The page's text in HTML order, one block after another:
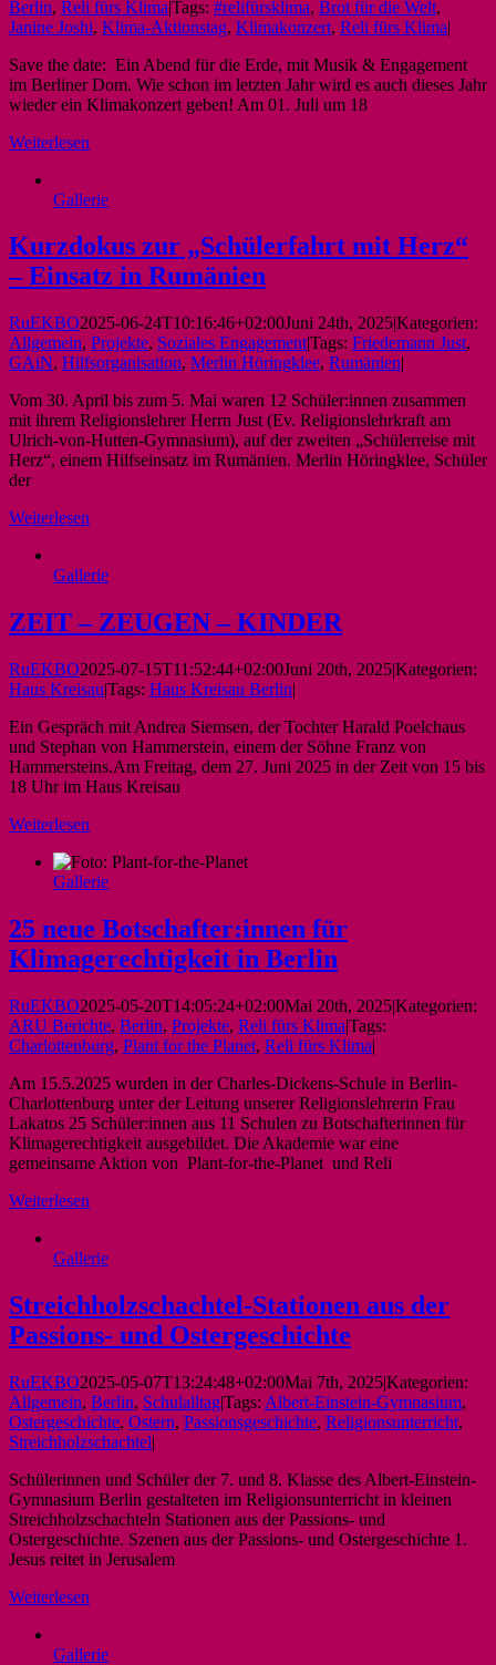
Berlin, Reli fürs Klima|Tags: #relifürsklima, Brot für die Welt,
Janine Joshi, Klima-Aktionstag, Klimakonzert, Reli fürs Klima|
Save the date: Ein Abend für die Erde, mit Musik & Engagement
im Berliner Dom. Wie schon im letzten Jahr wird es auch dieses Jahr
wieder ein Klimakonzert geben! Am 01. Juli um 18
Weiterlesen
Gallerie
Kurzdokus zur „Schülerfahrt mit Herz“
– Einsatz in Rumänien
RuEKBO2025-06-24T10:16:46+02:00Juni 24th, 2025|Kategorien:
Allgemein, Projekte, Soziales Engagement|Tags: Friedemann Just,
GAiN, Hilfsorganisation, Merlin Höringklee, Rumänien|
Vom 30. April bis zum 5. Mai waren 12 Schüler:innen zusammen
mit ihrem Religionslehrer Herrn Just (Ev. Religionslehrkraft am
Ulrich-von-Hutten-Gymnasium), auf der zweiten „Schülerreise mit
Herz“, einem Hilfseinsatz im Rumänien. Merlin Höringklee, Schüler
der
Weiterlesen
Gallerie
ZEIT – ZEUGEN – KINDER
RuEKBO2025-07-15T11:52:44+02:00Juni 20th, 2025|Kategorien:
Haus Kreisau|Tags: Haus Kreisau Berlin|
Ein Gespräch mit Andrea Siemsen, der Tochter Harald Poelchaus
und Stephan von Hammerstein, einem der Söhne Franz von
Hammersteins.Am Freitag, dem 27. Juni 2025 in der Zeit von 15 bis
18 Uhr im Haus Kreisau
Weiterlesen
Gallerie
25 neue Botschafter:innen für
Klimagerechtigkeit in Berlin
RuEKBO2025-05-20T14:05:24+02:00Mai 20th, 2025|Kategorien:
ARU Berichte, Berlin, Projekte, Reli fürs Klima|Tags:
Charlottenburg, Plant for the Planet, Reli fürs Klima|
Am 15.5.2025 wurden in der Charles-Dickens-Schule in Berlin-
Charlottenburg unter der Leitung unserer Religionslehrerin Frau
Lakatos 25 Schüler:innen aus 11 Schulen zu Botschafterinnen für
Klimagerechtigkeit ausgebildet. Die Akademie war eine
gemeinsame Aktion von Plant-for-the-Planet und Reli
Weiterlesen
Gallerie
Streichholzschachtel-Stationen aus der
Passions- und Ostergeschichte
RuEKBO2025-05-07T13:24:48+02:00Mai 7th, 2025|Kategorien:
Allgemein, Berlin, Schulalltag|Tags: Albert-Einstein-Gymnasium,
Ostergeschichte, Ostern, Passionsgeschichte, Religionsunterricht,
Streichholzschachtel|
Schülerinnen und Schüler der 7. und 8. Klasse des Albert-Einstein-
Gymnasium Berlin gestalteten im Religionsunterricht in kleinen
Streichholzschachteln Stationen aus der Passions- und
Ostergeschichte. Szenen aus der Passions- und Ostergeschichte 1.
Jesus reitet in Jerusalem
Weiterlesen
Gallerie